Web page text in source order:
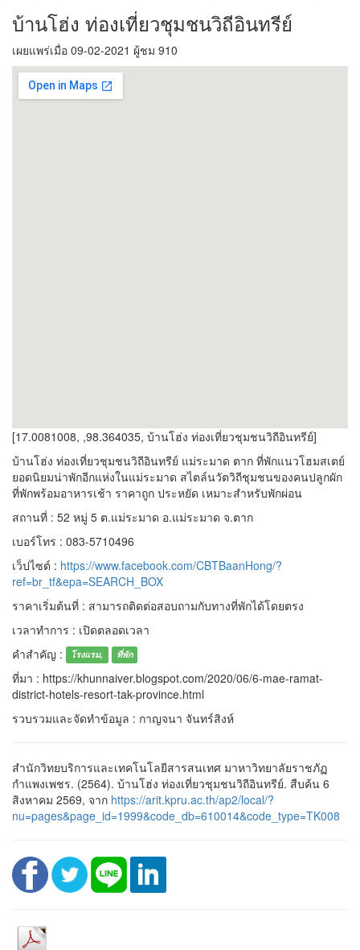
บ้านโฮ่ง ท่องเที่ยวชุมชนวิถีอินทรีย์
เผยแพร่เมื่อ 09-02-2021 ผู้ชม 910
[17.0081008, ,98.364035, บ้านโฮ่ง ท่องเที่ยวชุมชนวิถีอินทรีย์]
บ้านโฮ่ง ท่องเที่ยวชุมชนวิถีอินทรีย์ แม่ระมาด ตาก ที่พักแนวโฮมสเตย์
ยอดนิยมน่าพักอีกแห่งในแม่ระมาด สไตล์นวัตวิถีชุมชนของคนปลูกผัก
ที่พักพร้อมอาหารเช้า ราคาถูก ประหยัด เหมาะสำหรับพักผ่อน
สถานที่ : 52 หมู่ 5 ต.แม่ระมาด อ.แม่ระมาด จ.ตาก
เบอร์โทร : 083-5710496
เว็ปไซต์ : https://www.facebook.com/CBTBaanHong/?
ref=br_tf&epa=SEARCH_BOX
ราคาเริ่มต้นที่ : สามารถติดต่อสอบถามกับทางที่พักได้โดยตรง
เวลาทำการ : เปิดตลอดเวลา
คำสำคัญ :
โรงแรม, ที่พัก
ที่มา : https://khunnaiver.blogspot.com/2020/06/6-mae-ramat-
district-hotels-resort-tak-province.html
รวบรวมและจัดทำข้อมูล : กาญจนา จันทร์สิงห์
สำนักวิทยบริการและเทคโนโลยีสารสนเทศ มาหาวิทยาลัยราชภัฏ
กำแพงเพชร. (2564). บ้านโฮ่ง ท่องเที่ยวชุมชนวิถีอินทรีย์. สืบค้น 6
สิงหาคม 2569, จาก https://arit.kpru.ac.th/ap2/local/?
nu=pages&page_id=1999&code_db=610014&code_type=TK008